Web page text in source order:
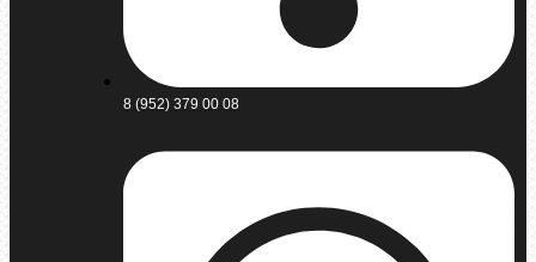
8 (952) 379 00 08